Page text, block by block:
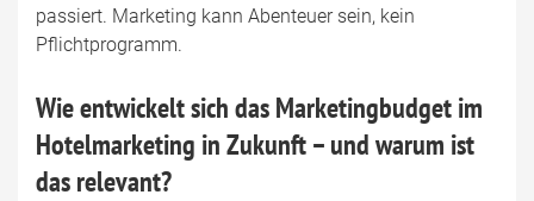
passiert. Marketing kann Abenteuer sein, kein
Pflichtprogramm.
Wie entwickelt sich das Marketingbudget im
Hotelmarketing in Zukunft – und warum ist
das relevant?